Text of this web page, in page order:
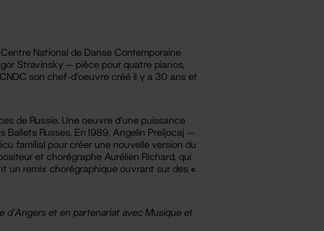
National de Danse Contemporaine
Stravinsky — pièce pour quatre pianos,
son chef-d’oeuvre créé il y a 30 ans et
de Russie. Une oeuvre d’une puissance
Russes. En 1989, Angelin Preljocaj —
familial pour créer une nouvelle version du
et chorégraphe Aurélien Richard, qui
un remix chorégraphique ouvrant sur des «
d'Angers et en partenariat avec Musique et